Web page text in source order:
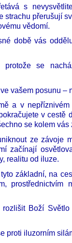
s
strachu přerušují
vědomí.
době vás
se
vašem posunu –
a v
v cestě
se kolem vás
ze závoje
začínají
realitu od iluze.
základní, na
prostřednictvím
Boží
proti iluzorním